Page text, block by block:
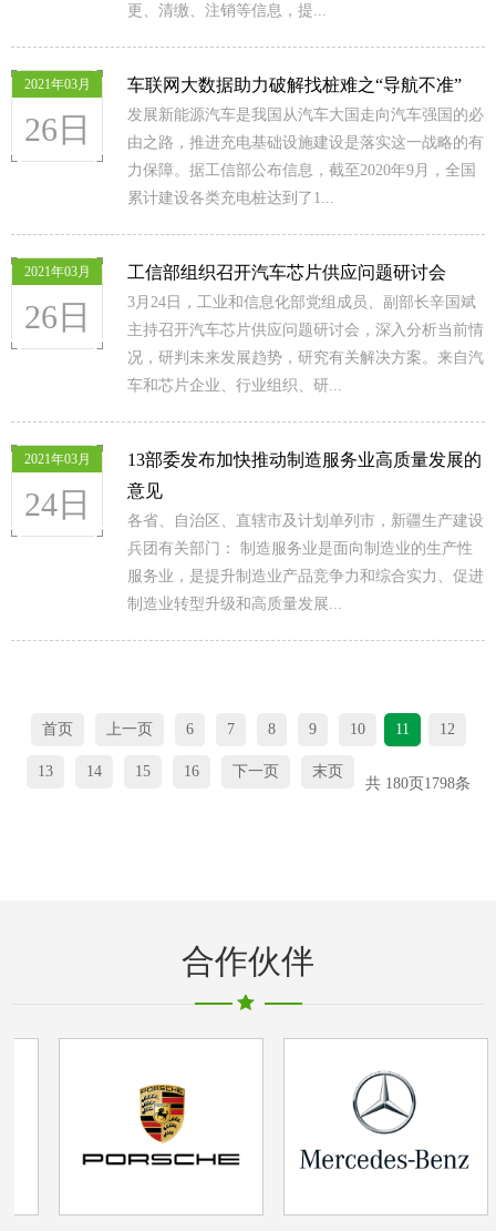
更、清缴、注销等信息，提...
2021年03月
26日
车联网大数据助力破解找桩难之“导航不准”
发展新能源汽车是我国从汽车大国走向汽车强国的必
由之路，推进充电基础设施建设是落实这一战略的有
力保障。据工信部公布信息，截至2020年9月，全国
累计建设各类充电桩达到了1...
2021年03月
26日
工信部组织召开汽车芯片供应问题研讨会
3月24日，工业和信息化部党组成员、副部长辛国斌
主持召开汽车芯片供应问题研讨会，深入分析当前情
况，研判未来发展趋势，研究有关解决方案。来自汽
车和芯片企业、行业组织、研...
2021年03月
24日
13部委发布加快推动制造服务业高质量发展的
意见
各省、自治区、直辖市及计划单列市，新疆生产建设
兵团有关部门： 制造服务业是面向制造业的生产性
服务业，是提升制造业产品竞争力和综合实力、促进
制造业转型升级和高质量发展...
首页 上一页 6 7 8 9 10 11 12
13 14 15 16 下一页 末页
共 180页1798条
合作伙伴